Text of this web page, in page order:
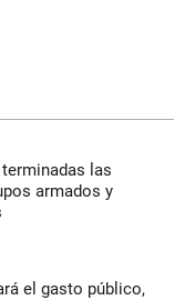
las
armados y
el gasto público,